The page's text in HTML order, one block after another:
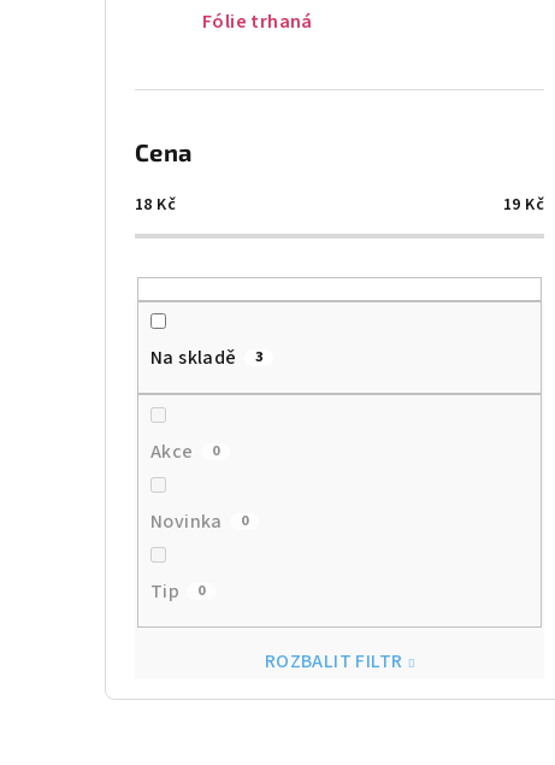
Fólie trhaná
Cena
18 Kč 19 Kč
Na skladě 3
Akce 0
Novinka 0
Tip 0
ROZBALIT FILTR